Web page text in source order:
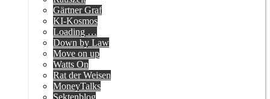
Gärtner Graf
KI-Kosmos
Loading …
Down by Law
Move on up
Watts On
Rat der Weisen
MoneyTalks
Sektenblog